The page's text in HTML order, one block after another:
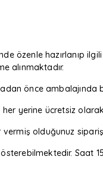
özenle hazırlanıp
alınmaktadır.
önce
yerine ücretsiz
olduğunuz